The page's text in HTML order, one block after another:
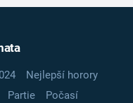
Nejlepší horory
Partie
Počasí